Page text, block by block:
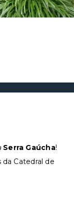
Serra Gaúcha!
Catedral de